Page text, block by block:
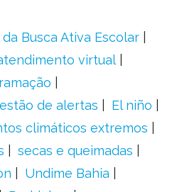
Busca Ativa Escolar
virtual
de alertas
El niño
climáticos extremos
secas e queimadas
Undime Bahia